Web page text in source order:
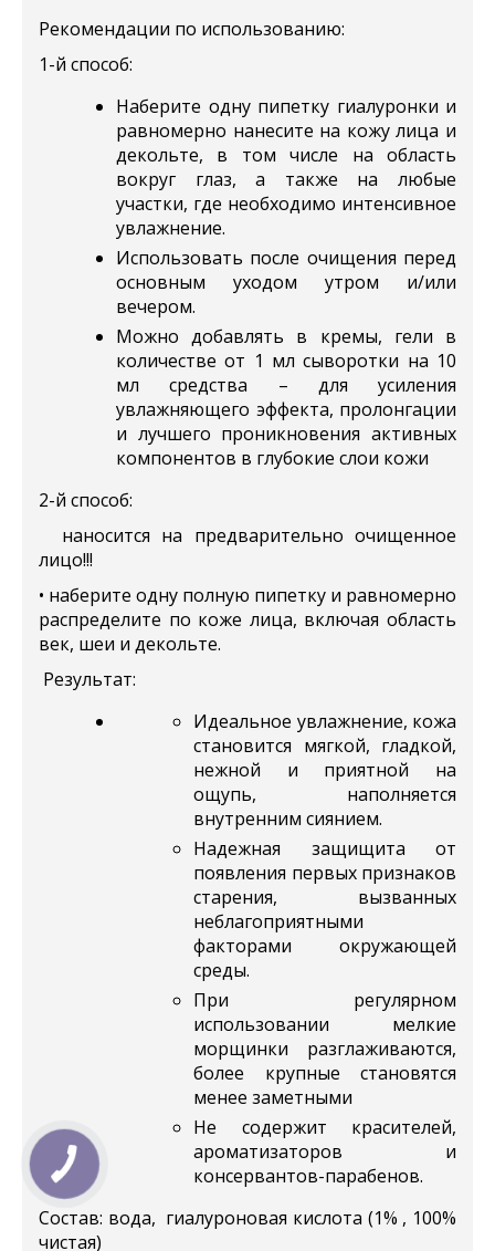
Рекомендации по использованию:
1-й способ:
Наберите одну пипетку гиалуронки и
равномерно нанесите на кожу лица и
декольте, в том числе на область
вокруг глаз, а также на любые
участки, где необходимо интенсивное
увлажнение.
Использовать после очищения перед
основным уходом утром и/или
вечером.
Можно добавлять в кремы, гели в
количестве от 1 мл сыворотки на 10
мл средства – для усиления
увлажняющего эффекта, пролонгации
и лучшего проникновения активных
компонентов в глубокие слои кожи
2-й способ:
наносится на предварительно очищенное
лицо!!!
• наберите одну полную пипетку и равномерно
распределите по коже лица, включая область
век, шеи и декольте.
Результат:
Идеальное увлажнение, кожа
становится мягкой, гладкой,
нежной и приятной на
ощупь, наполняется
внутренним сиянием.
Надежная защищита от
появления первых признаков
старения, вызванных
неблагоприятными
факторами окружающей
среды.
При регулярном
использовании мелкие
морщинки разглаживаются,
более крупные становятся
менее заметными
Не содержит красителей,
ароматизаторов и
консервантов-парабенов.
Состав: вода, гиалуроновая кислота (1% , 100%
чистая)